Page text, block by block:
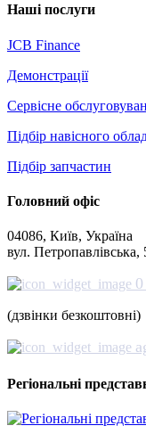
Наші послуги
JCB Finance
Демонстрації
Сервісне
Підбір навісного
Підбір запчастин
Головний офіс
04086, Київ, Україна
вул. Петропавлівська,
(дзвінки безкоштовні)
Регіональні